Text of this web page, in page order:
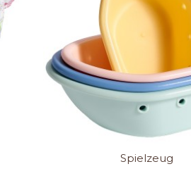
Spielzeug